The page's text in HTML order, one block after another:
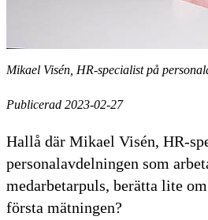
Mikael Visén, HR-specialist på
Publicerad 2023-02-27
Hallå där Mikael Visén, HR-
personalavdelningen som
medarbetarpuls, berätta lite
första mätningen?